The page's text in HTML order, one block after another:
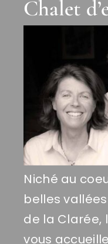
Chalet
Niché au
belles
de la Clarée,
vous